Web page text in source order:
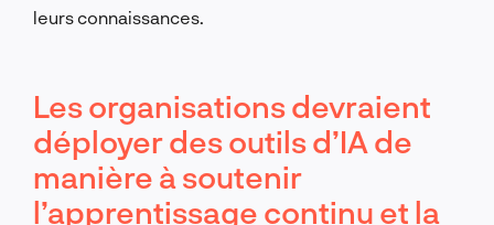
leurs connaissances.
Les organisations devraient
déployer des outils d’IA de
manière à soutenir
l’apprentissage continu et la